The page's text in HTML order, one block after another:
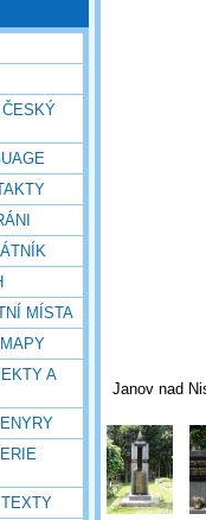
MÍSTA
A
Janov nad